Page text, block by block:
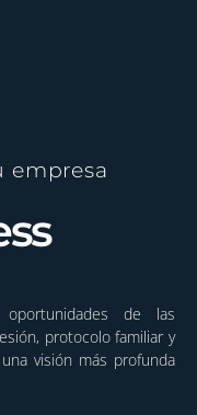
empresa
de las
protocolo familiar y
visión más profunda